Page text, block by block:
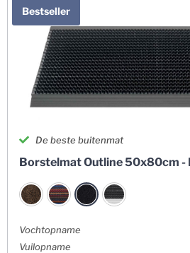
Bestseller
De beste buitenmat
Borstelmat Outline 50x80cm -
Vochtopname
Vuilopname